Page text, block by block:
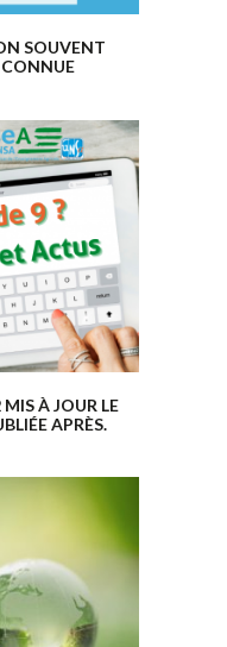
SOUVENT
CONNUE
À JOUR LE
APRÈS.